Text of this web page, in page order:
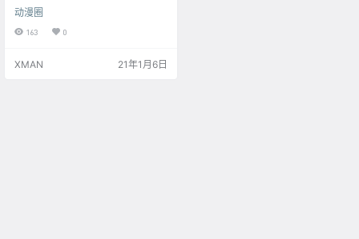
日上映 曲名：『轍～Wadachi～』
演唱： SPYAIR
动漫圈
163 0
XMAN 21年1月6日